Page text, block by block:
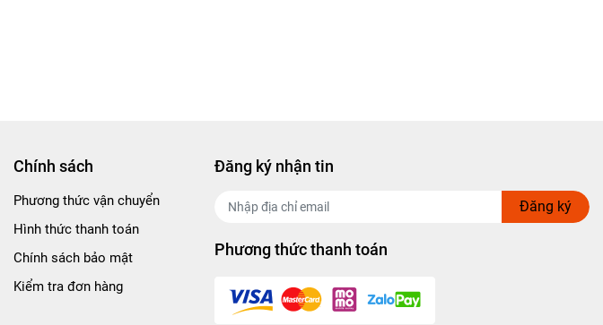
Chính sách
Phương thức vận chuyển
Hình thức thanh toán
Chính sách bảo mật
Kiểm tra đơn hàng
Đăng ký nhận tin
Đăng ký
Phương thức thanh toán